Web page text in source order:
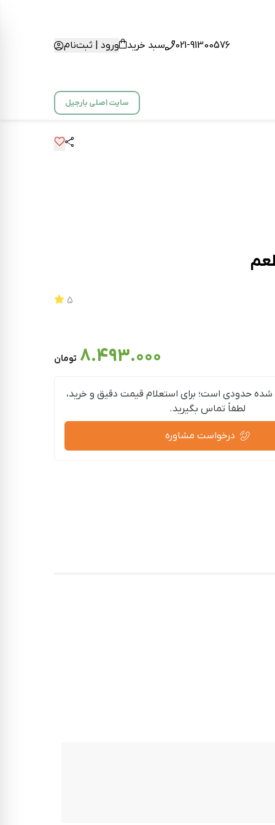
021-91300576 سبد خرید ورود | ثبت‌نام
سایت اصلی بارجیل
5
8.493.000 تومان
حدودی است؛ برای استعلام قیمت دقیق و خرید،
لطفاً تماس بگیرید.
درخواست مشاوره